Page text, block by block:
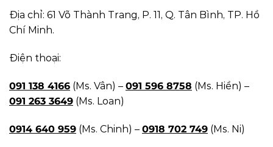
Địa chỉ: 61 Võ Thành Trang, P. 11, Q. Tân Bình, TP. Hồ
Chí Minh.
Điện thoại:
091 138 4166 (Ms. Vân) – 091 596 8758 (Ms. Hiền) –
091 263 3649 (Ms. Loan)
0914 640 959 (Ms. Chinh) – 0918 702 749 (Ms. Ni)